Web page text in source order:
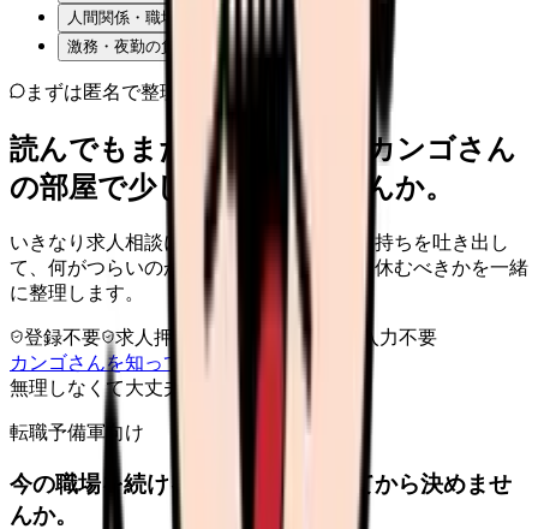
人間関係・職場の雰囲気
激務・夜勤の負担
まずは匿名で整理
読んでもまだ苦しいなら、カンゴさん
の部屋で少し話してみませんか。
いきなり求人相談には進みません。今の気持ちを吐き出し
て、何がつらいのか、辞めるべきか、少し休むべきかを一緒
に整理します。
登録不要 求人押し売りなし
病院名は入力不要
カンゴさんを知ってから相談する
無理しなくて大丈夫
転職予備軍向け
今の職場を続けるか、条件を比べてから決めませ
んか。